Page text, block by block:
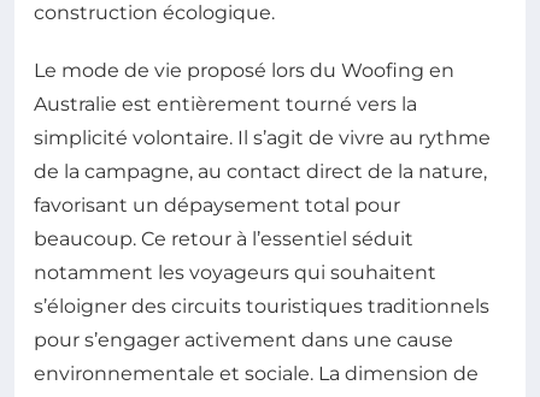
construction écologique.
Le mode de vie proposé lors du Woofing en
Australie est entièrement tourné vers la
simplicité volontaire. Il s’agit de vivre au rythme
de la campagne, au contact direct de la nature,
favorisant un dépaysement total pour
beaucoup. Ce retour à l’essentiel séduit
notamment les voyageurs qui souhaitent
s’éloigner des circuits touristiques traditionnels
pour s’engager activement dans une cause
environnementale et sociale. La dimension de